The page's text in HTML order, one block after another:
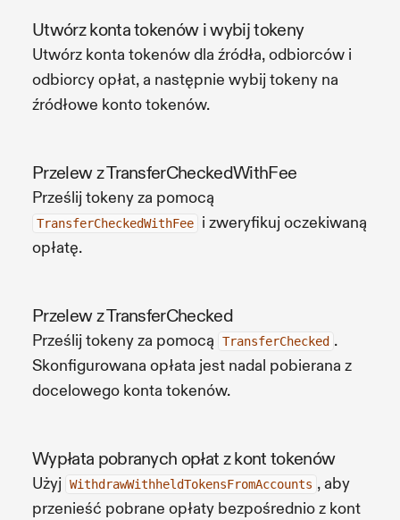
Utwórz konta tokenów i wybij tokeny
Utwórz konta tokenów dla źródła, odbiorców i
odbiorcy opłat, a następnie wybij tokeny na
źródłowe konto tokenów.
Przelew z TransferCheckedWithFee
Prześlij tokeny za pomocą
TransferCheckedWithFee
i zweryfikuj oczekiwaną
opłatę.
Przelew z TransferChecked
Prześlij tokeny za pomocą TransferChecked .
Skonfigurowana opłata jest nadal pobierana z
docelowego konta tokenów.
Wypłata pobranych opłat z kont tokenów
Użyj WithdrawWithheldTokensFromAccounts , aby
przenieść pobrane opłaty bezpośrednio z kont